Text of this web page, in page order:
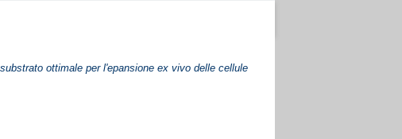
ottimale per l'epansione ex vivo delle cellule